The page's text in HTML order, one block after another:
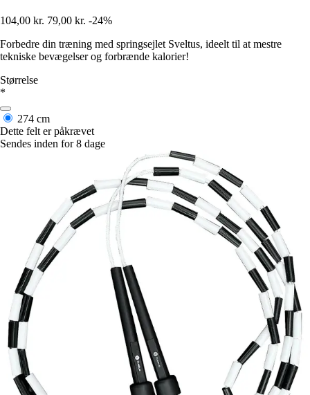
104,00 kr. 79,00 kr. -24%
Forbedre din træning med springsejlet Sveltus, ideelt til at mestre
tekniske bevægelser og forbrænde kalorier!
Størrelse
*
274 cm
Dette felt er påkrævet
Sendes inden for 8 dage